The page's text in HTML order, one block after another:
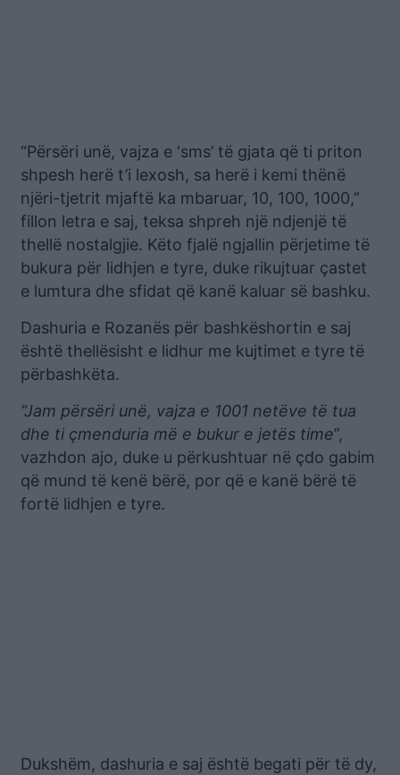
“Përsëri unë, vajza e ‘sms’ të gjata që ti priton
shpesh herë t’i lexosh, sa herë i kemi thënë
njëri-tjetrit mjaftë ka mbaruar, 10, 100, 1000,”
fillon letra e saj, teksa shpreh një ndjenjë të
thellë nostalgjie. Këto fjalë ngjallin përjetime të
bukura për lidhjen e tyre, duke rikujtuar çastet
e lumtura dhe sfidat që kanë kaluar së bashku.
Dashuria e Rozanës për bashkëshortin e saj
është thellësisht e lidhur me kujtimet e tyre të
përbashkëta.
“Jam përsëri unë, vajza e 1001 netëve të tua
dhe ti çmenduria më e bukur e jetës time”,
vazhdon ajo, duke u përkushtuar në çdo gabim
që mund të kenë bërë, por që e kanë bërë të
fortë lidhjen e tyre.
Dukshëm, dashuria e saj është begati për të dy,